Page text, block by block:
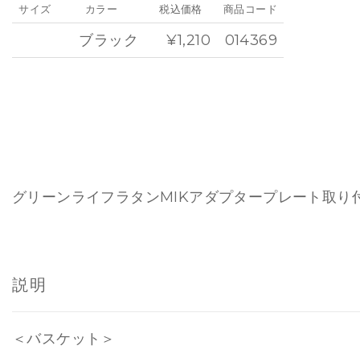
サイズ カラー
ブラック
税込価格
¥1,210
商品コード
014369
グリーンライフラタンMIKアダプタープレート取り
説明
＜バスケット＞